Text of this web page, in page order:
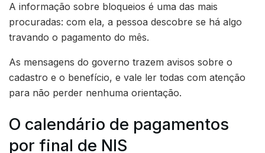
A informação sobre bloqueios é uma das mais
procuradas: com ela, a pessoa descobre se há algo
travando o pagamento do mês.
As mensagens do governo trazem avisos sobre o
cadastro e o benefício, e vale ler todas com atenção
para não perder nenhuma orientação.
O calendário de pagamentos
por final de NIS